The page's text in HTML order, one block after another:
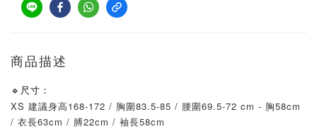
商品描述
🔹尺寸 ：
XS 建議身高168-172 / 胸圍83.5-85 / 腰圍69.5-72 cm - 胸58cm
/ 衣長63cm / 膊22cm / 袖長58cm